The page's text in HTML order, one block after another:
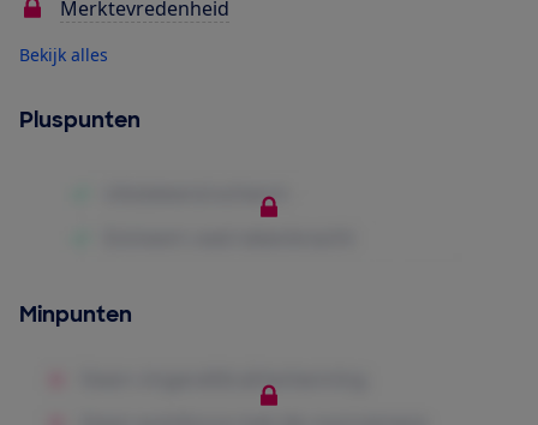
Merktevredenheid
Bekijk alles
Pluspunten
Minpunten